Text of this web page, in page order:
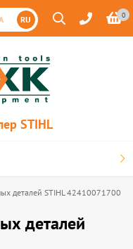
RU 0
STIHL
деталей STIHL 42410071700
деталей